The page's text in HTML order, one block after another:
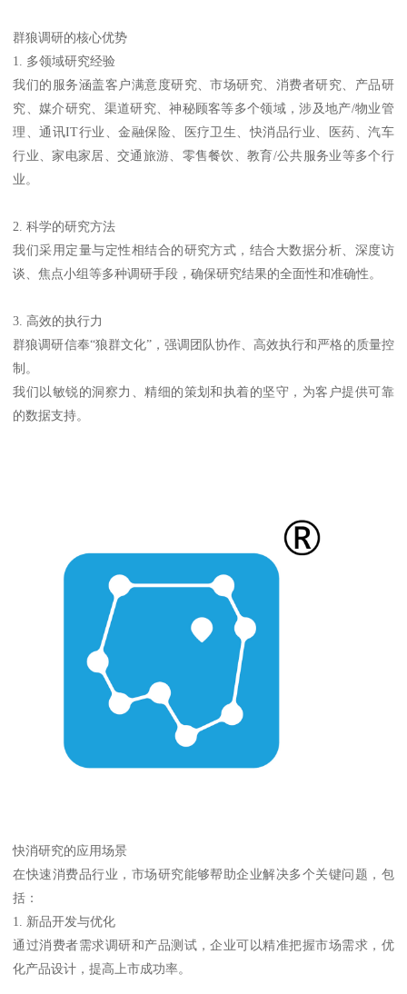
群狼调研的核心优势
1. 多领域研究经验
我们的服务涵盖客户满意度研究、市场研究、消费者研究、产品研
究、媒介研究、渠道研究、神秘顾客等多个领域，涉及地产/物业管
理、通讯IT行业、金融保险、医疗卫生、快消品行业、医药、汽车
行业、家电家居、交通旅游、零售餐饮、教育/公共服务业等多个行
业。
2. 科学的研究方法
我们采用定量与定性相结合的研究方式，结合大数据分析、深度访
谈、焦点小组等多种调研手段，确保研究结果的全面性和准确性。
3. 高效的执行力
群狼调研信奉“狼群文化”，强调团队协作、高效执行和严格的质量控
制。
我们以敏锐的洞察力、精细的策划和执着的坚守，为客户提供可靠
的数据支持。
快消研究的应用场景
在快速消费品行业，市场研究能够帮助企业解决多个关键问题，包
括：
1. 新品开发与优化
通过消费者需求调研和产品测试，企业可以精准把握市场需求，优
化产品设计，提高上市成功率。